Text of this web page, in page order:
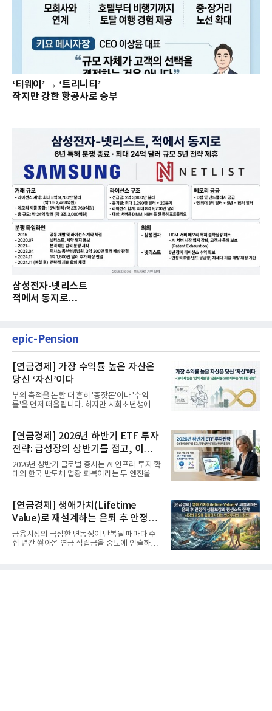
‘티웨이’ → ‘트리니티’
작지만 강한 항공사로 승부
삼성전자-넷리스트
적에서 동지로…
epic-Pension
[연금경제] 가장 수익률 높은 자산은
당신 ‘자신’이다
부의 축적을 논할 때 흔히 '종잣돈'이나 '수익
률'을 먼저 떠올립니다. 하지만 사회초년생에게
[연금경제] 2026년 하반기 ETF 투자
전략: 급성장의 상반기를 접고, 이제
'실적'이 가르는 하반기를 맞다
2026년 상반기 글로벌 증시는 AI 인프라 투자 확
대와 한국 반도체 업황 회복이라는 두 엔진을 달
[연금경제] 생애가치(Lifetime
Value)로 재설계하는 은퇴 후 안정적
생활보장과 평생소득 전략
금융시장의 극심한 변동성이 반복될 때마다 수
십 년간 쌓아온 연금 적립금을 중도에 인출하거